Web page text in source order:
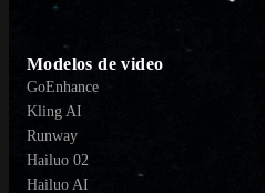
Modelos de video
GoEnhance
Kling AI
Runway
Hailuo 02
Hailuo AI